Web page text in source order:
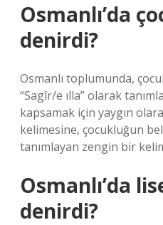
Osmanlı’da
denirdi?
Osmanlı toplumunda,
“Sagîr/e ılla” olarak
kapsamak için yaygın
kelimesine, çocukluğun
tanımlayan zengin bir
Osmanlı’da
denirdi?